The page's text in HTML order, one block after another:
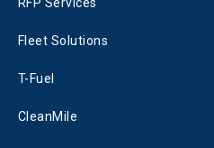
Fleet Solutions
T-Fuel
CleanMile